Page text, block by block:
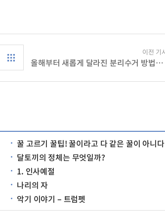
이전 기
올해부터 새롭게 달라진 분리수거 방법을 알아보자!
꿀 고르기 꿀팁! 꿀이라고 다 같은 꿀이 아니
달토끼의 정체는 무엇일까?
1. 인사예절
나리의 자
악기 이야기 – 트럼펫